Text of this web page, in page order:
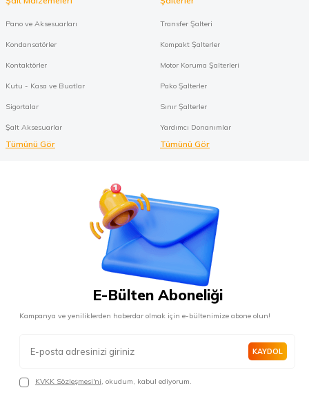
Pano ve Aksesuarları
Kondansatörler
Kontaktörler
Kutu - Kasa ve Buatlar
Sigortalar
Şalt Aksesuarlar
Tümünü Gör
Transfer Şalteri
Kompakt Şalterler
Motor Koruma Şalterleri
Pako Şalterler
Sınır Şalterler
Yardımcı Donanımlar
Tümünü Gör
E-Bülten Aboneliği
Kampanya ve yeniliklerden haberdar olmak için e-bültenimize abone olun!
KAYDOL
KVKK Sözleşmesi'ni, okudum, kabul ediyorum.